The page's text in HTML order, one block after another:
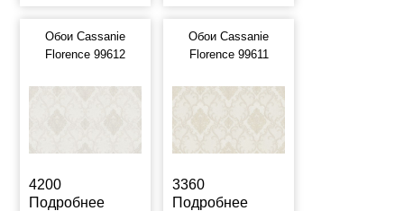
Обои Cassanie
Florence 99612
4200
Подробнее
Обои Cassanie
Florence 99611
3360
Подробнее